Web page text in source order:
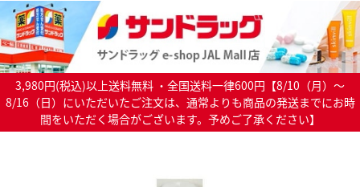
3,980円(税込)以上送料無料 ・全国送料一律600円【8/10（月）～
8/16（日）にいただいたご注文は、通常よりも商品の発送までにお時
間をいただく場合がございます。予めご了承ください】